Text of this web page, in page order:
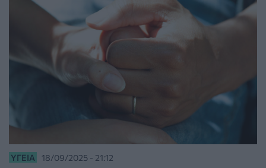
ΥΓΕΊΑ 18/09/2025 - 21:12